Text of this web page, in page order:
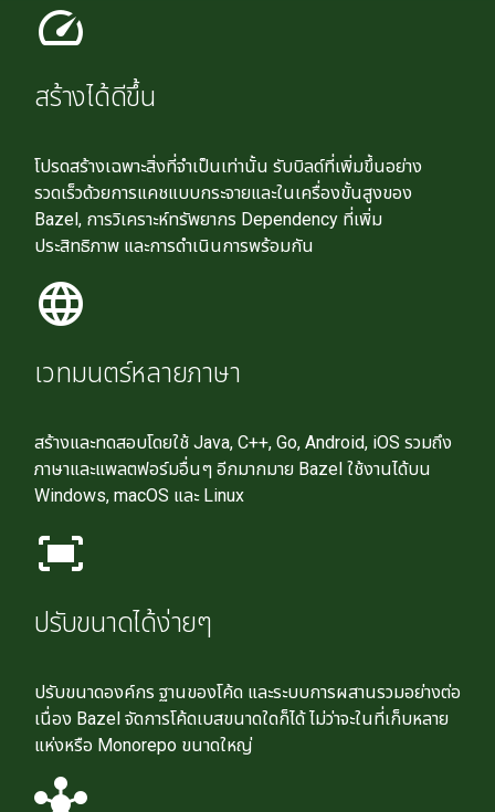
speed
สร้างได้ดีขึ้น
โปรดสร้างเฉพาะสิ่งที่จำเป็นเท่านั้น รับบิลด์ที่เพิ่มขึ้นอย่าง
รวดเร็วด้วยการแคชแบบกระจายและในเครื่องขั้นสูงของ
Bazel, การวิเคราะห์ทรัพยากร Dependency ที่เพิ่ม
ประสิทธิภาพ และการดำเนินการพร้อมกัน
language
เวทมนตร์หลายภาษา
สร้างและทดสอบโดยใช้ Java, C++, Go, Android, iOS รวมถึง
ภาษาและแพลตฟอร์มอื่นๆ อีกมากมาย Bazel ใช้งานได้บน
Windows, macOS และ Linux
fit_screen
ปรับขนาดได้ง่ายๆ
ปรับขนาดองค์กร ฐานของโค้ด และระบบการผสานรวมอย่างต่อ
เนื่อง Bazel จัดการโค้ดเบสขนาดใดก็ได้ ไม่ว่าจะในที่เก็บหลาย
แห่งหรือ Monorepo ขนาดใหญ่